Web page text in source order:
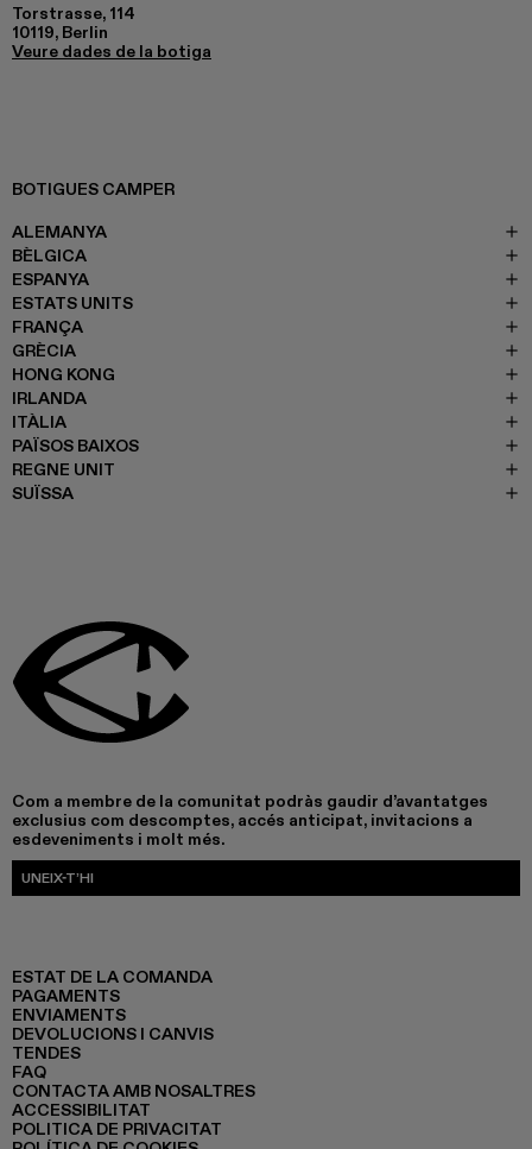
Torstrasse, 114
10119, Berlin
Veure dades de la botiga
BOTIGUES CAMPER
ALEMANYA
BÈLGICA
ESPANYA
ESTATS UNITS
FRANÇA
GRÈCIA
HONG KONG
IRLANDA
ITÀLIA
PAÏSOS BAIXOS
REGNE UNIT
SUÏSSA
Com a membre de la comunitat podràs gaudir d’avantatges
exclusius com descomptes, accés anticipat, invitacions a
esdeveniments i molt més.
UNEIX-T’HI
ESTAT DE LA COMANDA
PAGAMENTS
ENVIAMENTS
DEVOLUCIONS I CANVIS
TENDES
FAQ
CONTACTA AMB NOSALTRES
ACCESSIBILITAT
POLITICA DE PRIVACITAT